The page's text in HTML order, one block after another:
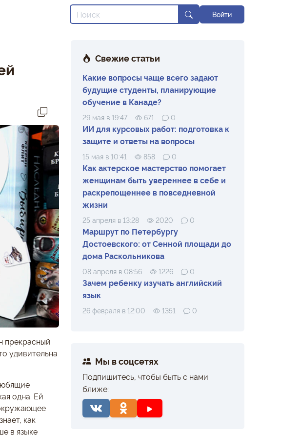
Войти
прекрасный
удивительна
одна. Ей
как
в языке
Свежие статьи
Какие вопросы чаще всего задают
будущие студенты, планирующие
обучение в Канаде?
29 мая в 19:47 671 0
ИИ для курсовых работ: подготовка к
защите и ответы на вопросы
15 мая в 10:41 858 0
Как актерское мастерство помогает
женщинам быть увереннее в себе и
раскрепощеннее в повседневной
жизни
25 апреля в 13:28 2020 0
Маршрут по Петербургу
Достоевского: от Сенной площади до
дома Раскольникова
08 апреля в 08:56 1226 0
Зачем ребенку изучать английский
язык
26 февраля в 12:00 1351 0
Мы в соцсетях
Подпишитесь, чтобы быть с нами
ближе: